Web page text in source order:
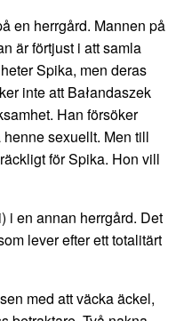
en herrgård. Mannen på
är förtjust i att samla
Spika, men deras
inte att Bałandaszek
Han försöker
sexuellt. Men till
för Spika. Hon vill
i en annan herrgård. Det
lever efter ett totalitärt
med att väcka äckel,